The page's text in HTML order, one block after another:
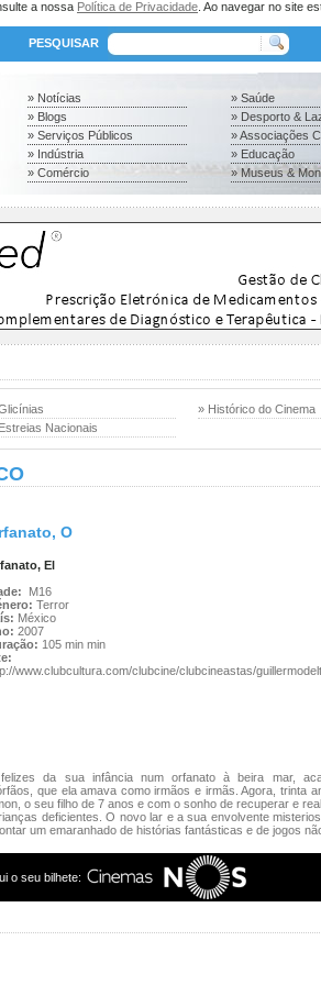
a nossa Política de Privacidade . Ao navegar no site
PESQUISAR
» Notícias
» Blogs
» Serviços Públicos
» Indústria
» Comércio
» Saúde
» Desporto &
» Associações
» Educação
» Museus &
Nacionais
» Histórico do Cinema
O
El
M16
Terror
México
2007
105 min min
www.clubcultura.com/clubcine/clubcineastas/
da sua infância num orfanato à beira mar,
que ela amava como irmãos e irmãs. Agora, trinta
o seu filho de 7 anos e com o sonho de recuperar e
deficientes. O novo lar e a sua envolvente
um emaranhado de histórias fantásticas e de jogos
o seu bilhete: